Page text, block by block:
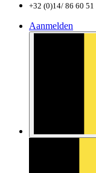
+32 (0)14/ 86 60 51
Aanmelden